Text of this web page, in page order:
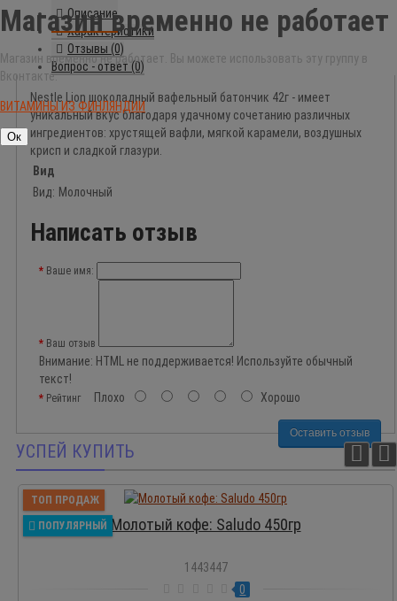
Описание
Характеристики
Отзывы (0)
Вопрос - ответ (0)
Nestle Lion шоколадный вафельный батончик 42г - имеет
уникальный вкус благодаря удачному сочетанию различных
ингредиентов: хрустящей вафли, мягкой карамели, воздушных
крисп и сладкой глазури.
Вид
Вид: Молочный
Написать отзыв
Ваше имя:
Ваш отзыв
Внимание: HTML не поддерживается! Используйте обычный
текст!
Рейтинг Плохо Хорошо
Оставить отзыв
УСПЕЙ КУПИТЬ
ТОП ПРОДАЖ
ПОПУЛЯРНЫЙ Молотый кофе: Saludo 450гр
1443447
0
Магазин временно не работает
Магазин временно не работает. Вы можете использовать эту группу в
Вконтакте:
ВИТАМИНЫ ИЗ ФИНЛЯНДИИ
Ок